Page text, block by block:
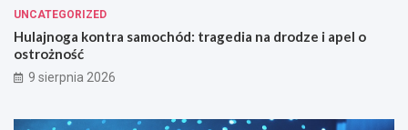
UNCATEGORIZED
Hulajnoga kontra samochód: tragedia na drodze i apel o
ostrożność
9 sierpnia 2026